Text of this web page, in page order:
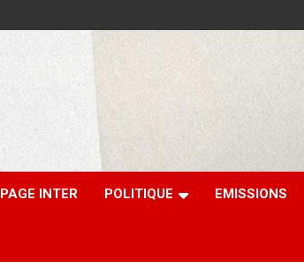
PAGE INTER POLITIQUE EMISSIONS